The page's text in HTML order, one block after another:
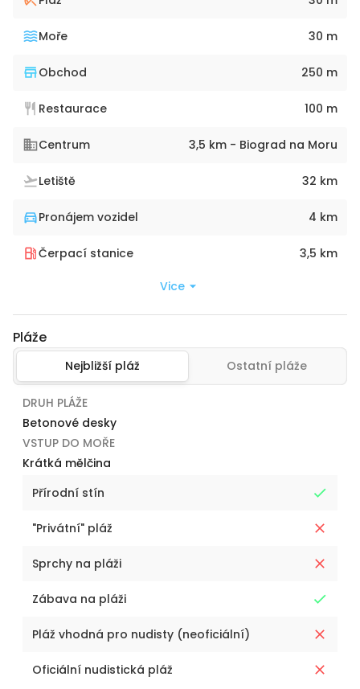
Moře 30 m
Obchod 250 m
Restaurace 100 m
Centrum 3,5 km - Biograd na Moru
Letiště 32 km
Pronájem vozidel 4 km
Čerpací stanice 3,5 km
Vice
Pláže
Nejbližší pláž Ostatní pláže
DRUH PLÁŽE
Betonové desky
VSTUP DO MOŘE
Krátká mělčina
Přírodní stín
"Privátní" pláž
Sprchy na pláži
Zábava na pláži
Pláž vhodná pro nudisty (neoficiální)
Oficiální nudistická pláž